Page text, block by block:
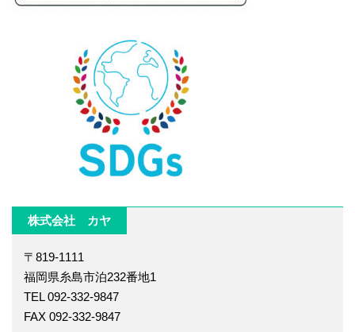
株式会社 カヤ
〒819-1111
福岡県糸島市泊232番地1
TEL 092-332-9847
FAX 092-332-9847